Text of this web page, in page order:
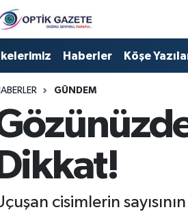
İlkelerimiz Haberler Köşe
GÜNDEM
Dikkat!
cisimlerin
Vakitleri
Durumu ve Fikstür